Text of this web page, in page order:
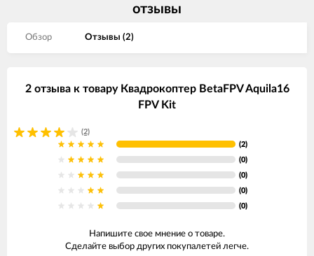
отзывы
Обзор Отзывы (2)
2 отзыва к товару Квадрокоптер BetaFPV Aquila16
FPV Kit
(2)
(2)
(0)
(0)
(0)
(0)
Напишите свое мнение о товаре.
Сделайте выбор других покупалетей легче.